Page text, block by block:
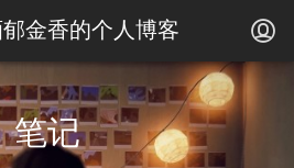
金香的个人博客
笔记